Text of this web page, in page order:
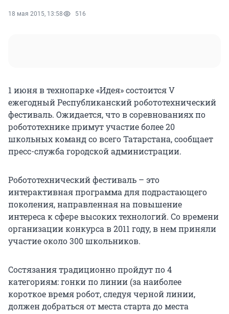
18 мая 2015, 13:58 516
1 июня в технопарке «Идея» состоится V
ежегодный Республиканский робототехнический
фестиваль. Ожидается, что в соревнованиях по
робототехнике примут участие более 20
школьных команд со всего Татарстана, сообщает
пресс-служба городской администрации.
Робототехнический фестиваль – это
интерактивная программа для подрастающего
поколения, направленная на повышение
интереса к сфере высоких технологий. Со времени
организации конкурса в 2011 году, в нем приняли
участие около 300 школьников.
Состязания традиционно пройдут по 4
категориям: гонки по линии (за наиболее
короткое время робот, следуя черной линии,
должен добраться от места старта до места